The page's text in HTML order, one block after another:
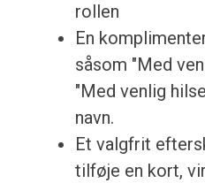
rollen
En
såsom "Med
"Med venlig
navn.
Et valgfrit
tilføje en kort,